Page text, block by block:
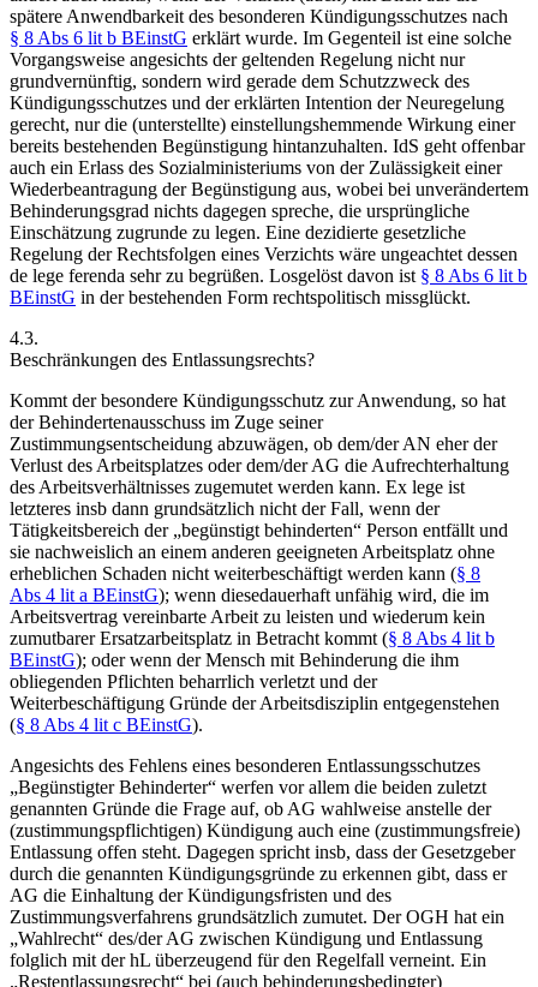
spätere Anwendbarkeit des besonderen Kündigungsschutzes nach
§ 8 Abs 6 lit b BEinstG erklärt wurde. Im Gegenteil ist eine solche
Vorgangsweise angesichts der geltenden Regelung nicht nur
grundvernünftig, sondern wird gerade dem Schutzzweck des
Kündigungsschutzes und der erklärten Intention der Neuregelung
gerecht, nur die (unterstellte) einstellungshemmende Wirkung einer
bereits bestehenden Begünstigung hintanzuhalten. IdS geht offenbar
auch ein Erlass des Sozialministeriums von der Zulässigkeit einer
Wiederbeantragung der Begünstigung aus, wobei bei unverändertem
Behinderungsgrad nichts dagegen spreche, die ursprüngliche
Einschätzung zugrunde zu legen. Eine dezidierte gesetzliche
Regelung der Rechtsfolgen eines Verzichts wäre ungeachtet dessen
de lege ferenda sehr zu begrüßen. Losgelöst davon ist § 8 Abs 6 lit b
BEinstG in der bestehenden Form rechtspolitisch missglückt.
4.3.
Beschränkungen des Entlassungsrechts?
Kommt der besondere Kündigungsschutz zur Anwendung, so hat
der Behindertenausschuss im Zuge seiner
Zustimmungsentscheidung abzuwägen, ob dem/der AN eher der
Verlust des Arbeitsplatzes oder dem/der AG die Aufrechterhaltung
des Arbeitsverhältnisses zugemutet werden kann. Ex lege ist
letzteres insb dann grundsätzlich nicht der Fall, wenn der
Tätigkeitsbereich der „begünstigt behinderten“ Person entfällt und
sie nachweislich an einem anderen geeigneten Arbeitsplatz ohne
erheblichen Schaden nicht weiterbeschäftigt werden kann (§ 8
Abs 4 lit a BEinstG); wenn diesedauerhaft unfähig wird, die im
Arbeitsvertrag vereinbarte Arbeit zu leisten und wiederum kein
zumutbarer Ersatzarbeitsplatz in Betracht kommt (§ 8 Abs 4 lit b
BEinstG); oder wenn der Mensch mit Behinderung die ihm
obliegenden Pflichten beharrlich verletzt und der
Weiterbeschäftigung Gründe der Arbeitsdisziplin entgegenstehen
(§ 8 Abs 4 lit c BEinstG).
Angesichts des Fehlens eines besonderen Entlassungsschutzes
„Begünstigter Behinderter“ werfen vor allem die beiden zuletzt
genannten Gründe die Frage auf, ob AG wahlweise anstelle der
(zustimmungspflichtigen) Kündigung auch eine (zustimmungsfreie)
Entlassung offen steht. Dagegen spricht insb, dass der Gesetzgeber
durch die genannten Kündigungsgründe zu erkennen gibt, dass er
AG die Einhaltung der Kündigungsfristen und des
Zustimmungsverfahrens grundsätzlich zumutet. Der OGH hat ein
„Wahlrecht“ des/der AG zwischen Kündigung und Entlassung
folglich mit der hL überzeugend für den Regelfall verneint. Ein
„Restentlassungsrecht“ bei (auch behinderungsbedingter)